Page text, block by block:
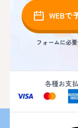
WEBで
フォームに必
各種お支